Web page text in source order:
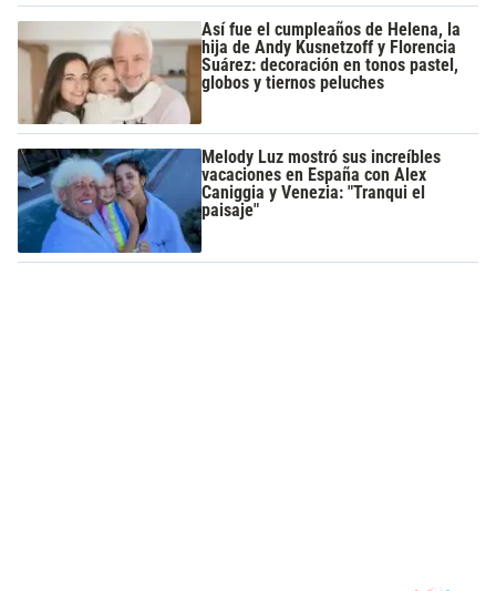
Así fue el cumpleaños de Helena, la
hija de Andy Kusnetzoff y Florencia
Suárez: decoración en tonos pastel,
globos y tiernos peluches
Melody Luz mostró sus increíbles
vacaciones en España con Alex
Caniggia y Venezia: "Tranqui el
paisaje"